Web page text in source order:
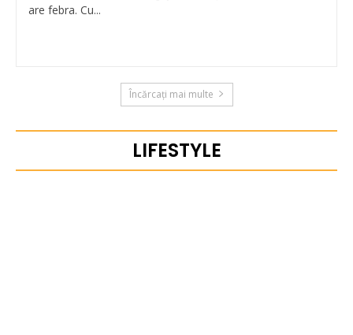
are febra. Cu...
Încărcați mai multe
LIFESTYLE